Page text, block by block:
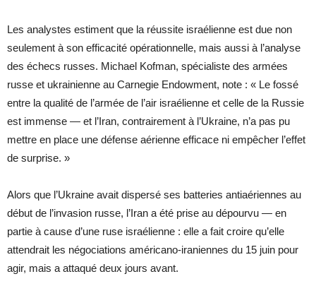
Les analystes estiment que la réussite israélienne est due non
seulement à son efficacité opérationnelle, mais aussi à l’analyse
des échecs russes. Michael Kofman, spécialiste des armées
russe et ukrainienne au Carnegie Endowment, note : « Le fossé
entre la qualité de l’armée de l’air israélienne et celle de la Russie
est immense — et l’Iran, contrairement à l’Ukraine, n’a pas pu
mettre en place une défense aérienne efficace ni empêcher l’effet
de surprise. »
Alors que l’Ukraine avait dispersé ses batteries antiaériennes au
début de l’invasion russe, l’Iran a été prise au dépourvu — en
partie à cause d’une ruse israélienne : elle a fait croire qu’elle
attendrait les négociations américano-iraniennes du 15 juin pour
agir, mais a attaqué deux jours avant.